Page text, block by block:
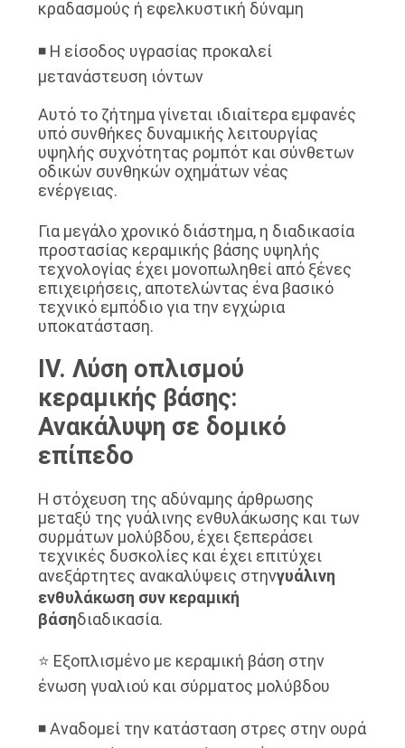
κραδασμούς ή εφελκυστική δύναμη
◾ Η είσοδος υγρασίας προκαλεί
μετανάστευση ιόντων
Αυτό το ζήτημα γίνεται ιδιαίτερα εμφανές
υπό συνθήκες δυναμικής λειτουργίας
υψηλής συχνότητας ρομπότ και σύνθετων
οδικών συνθηκών οχημάτων νέας
ενέργειας.
Για μεγάλο χρονικό διάστημα, η διαδικασία
προστασίας κεραμικής βάσης υψηλής
τεχνολογίας έχει μονοπωληθεί από ξένες
επιχειρήσεις, αποτελώντας ένα βασικό
τεχνικό εμπόδιο για την εγχώρια
υποκατάσταση.
IV. Λύση οπλισμού
κεραμικής βάσης:
Ανακάλυψη σε δομικό
επίπεδο
Η στόχευση της αδύναμης άρθρωσης
μεταξύ της γυάλινης ενθυλάκωσης και των
συρμάτων μολύβδου, έχει ξεπεράσει
τεχνικές δυσκολίες και έχει επιτύχει
ανεξάρτητες ανακαλύψεις στηνγυάλινη
ενθυλάκωση συν κεραμική
βάσηδιαδικασία.
⭐ Εξοπλισμένο με κεραμική βάση στην
ένωση γυαλιού και σύρματος μολύβδου
◾ Αναδομεί την κατάσταση στρες στην ουρά